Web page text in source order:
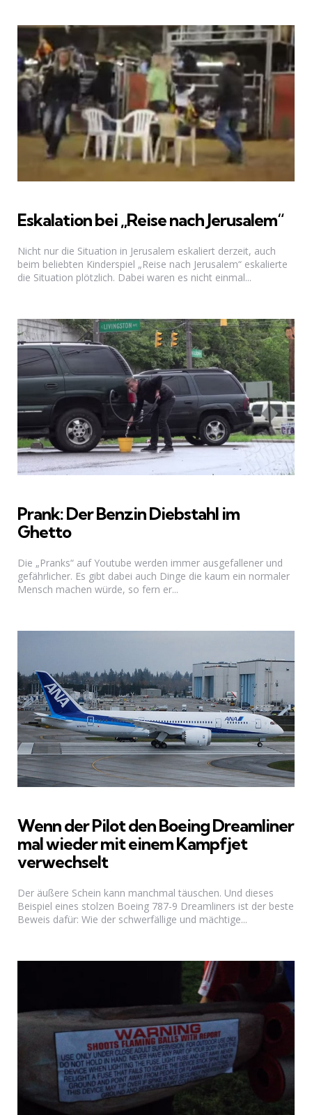
Eskalation bei „Reise nach Jerusalem“
Nicht nur die Situation in Jerusalem eskaliert derzeit, auch
beim beliebten Kinderspiel „Reise nach Jerusalem“ eskalierte
die Situation plötzlich. Dabei waren es nicht einmal...
Prank: Der Benzin Diebstahl im
Ghetto
Die „Pranks“ auf Youtube werden immer ausgefallener und
gefährlicher. Es gibt dabei auch Dinge die kaum ein normaler
Mensch machen würde, so fern er...
Wenn der Pilot den Boeing Dreamliner
mal wieder mit einem Kampfjet
verwechselt
Der äußere Schein kann manchmal täuschen. Und dieses
Beispiel eines stolzen Boeing 787-9 Dreamliners ist der beste
Beweis dafür: Wie der schwerfällige und mächtige...